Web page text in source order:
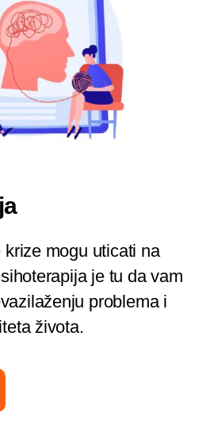
mogu uticati na
je tu da vam
problema i
života.